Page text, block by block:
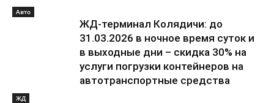
Авто
ЖД-терминал Колядичи: до
31.03.2026 в ночное время суток и
в выходные дни – скидка 30% на
услуги погрузки контейнеров на
автотранспортные средства
ЖД